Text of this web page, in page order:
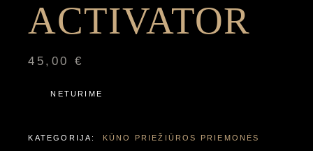
ACTIVATOR
45,00 €
NETURIME
KATEGORIJA: KŪNO PRIEŽIŪROS PRIEMONĖS